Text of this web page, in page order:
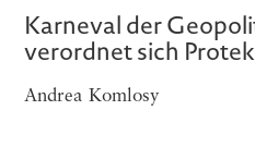
Karneval der
verordnet sich
Andrea Komlosy